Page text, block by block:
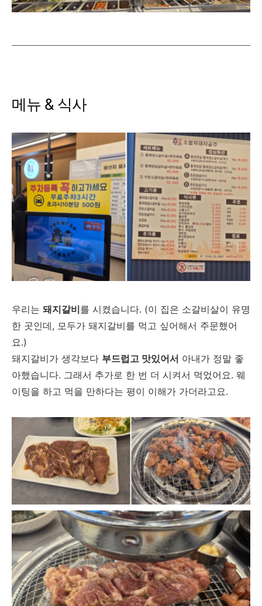
메뉴 & 식사
우리는 돼지갈비를 시켰습니다. (이 집은 소갈비살이 유명
한 곳인데, 모두가 돼지갈비를 먹고 싶어해서 주문했어
요.)
돼지갈비가 생각보다 부드럽고 맛있어서 아내가 정말 좋
아했습니다. 그래서 추가로 한 번 더 시켜서 먹었어요. 웨
이팅을 하고 먹을 만하다는 평이 이해가 가더라고요.